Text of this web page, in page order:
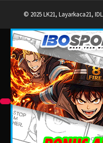
© 2025 LK21, Layarkaca21,